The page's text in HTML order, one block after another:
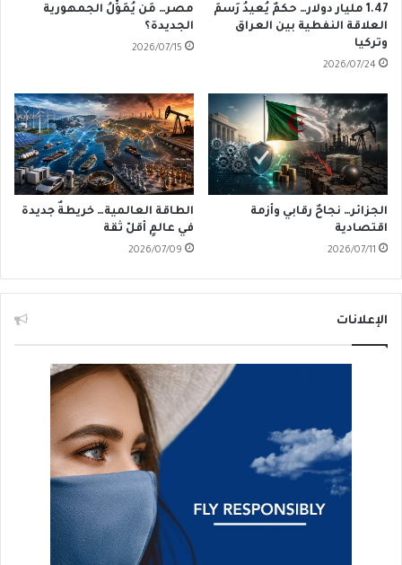
1.47 مليار دولار… حكمٌ يُعيدُ رَسمَ
العلاقة النفطية بين العراق
وتركيا
2026/07/24
مصر… مَن يُمَوِّلُ الجمهورية
الجديدة؟
2026/07/15
الجزائر… نجاحٌ رقابي وأزمة
اقتصادية
2026/07/11
الطاقة العالمية… خريطةٌ جديدة
في عالمٍ أقلّ ثقة
2026/07/09
الإعلانات